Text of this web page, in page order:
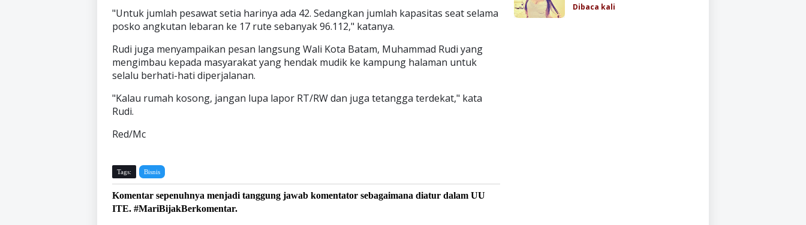
"Untuk jumlah pesawat setia harinya ada 42. Sedangkan jumlah kapasitas seat selama
posko angkutan lebaran ke 17 rute sebanyak 96.112," katanya.
Rudi juga menyampaikan pesan langsung Wali Kota Batam, Muhammad Rudi yang
mengimbau kepada masyarakat yang hendak mudik ke kampung halaman untuk
selalu berhati-hati diperjalanan.
"Kalau rumah kosong, jangan lupa lapor RT/RW dan juga tetangga terdekat," kata
Rudi.
Red/Mc
Tags: Bisnis
Komentar sepenuhnya menjadi tanggung jawab komentator sebagaimana diatur dalam UU
ITE. #MariBijakBerkomentar.
Dibaca kali